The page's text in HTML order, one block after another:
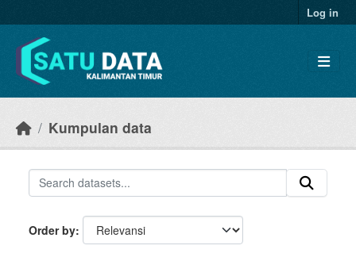
Log in
Kumpulan data
Order by